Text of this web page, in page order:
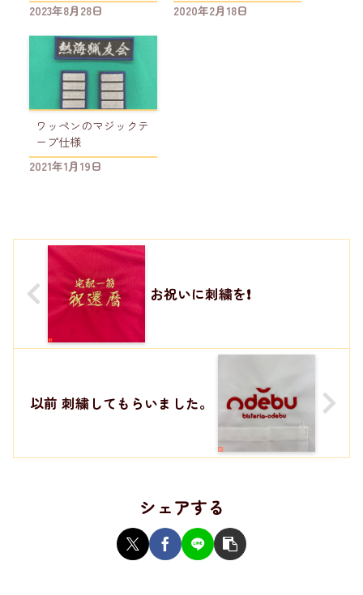
2023年8月28日
2020年2月18日
ワッペンのマジックテ
ープ仕様
2021年1月19日
お祝いに刺繍を❗️
以前 刺繍してもらいました。
シェアする